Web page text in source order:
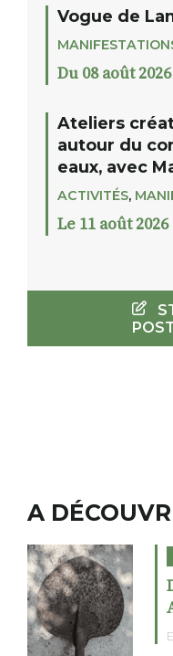
Vogue de
Du 08 août
Ateliers
autour du
eaux, avec
ACTIVITÉS,
Le 11 août 2026
A